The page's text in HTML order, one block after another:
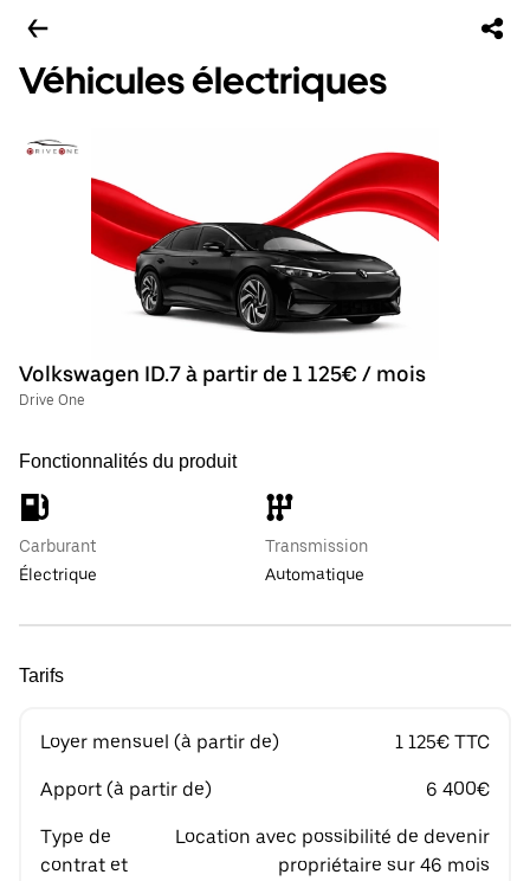
Véhicules électriques
Volkswagen ID.7 à partir de 1 125€ / mois
Drive One
Fonctionnalités du produit
Carburant
Électrique
Transmission
Automatique
Tarifs
Loyer mensuel (à partir de) 1 125€ TTC
Apport (à partir de) 6 400€
Type de
contrat et
Location avec possibilité de devenir
propriétaire sur 46 mois